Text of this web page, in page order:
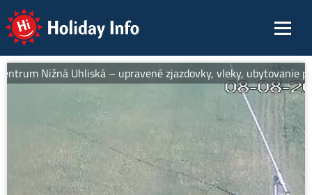
Holiday Info
Nižná Uhliská – upravené zjazdovky, vleky, ubytovanie